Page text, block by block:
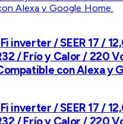
inverter / SEER 17 /
/ Frío y Calor / 220
con Alexa y
inverter / SEER 17 /